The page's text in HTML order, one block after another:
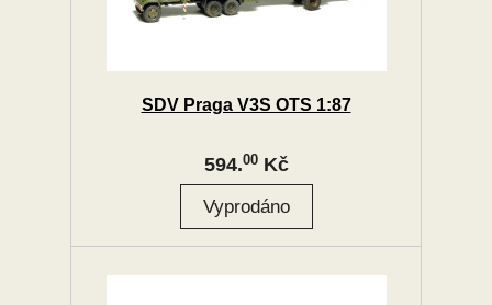
SDV Praga V3S OTS 1:87
594.00Kč